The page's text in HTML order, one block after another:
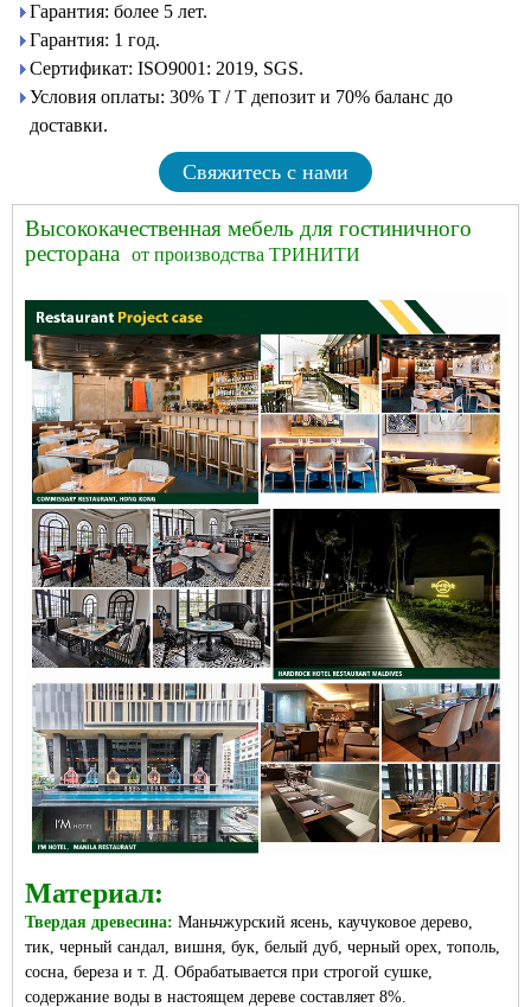
Гарантия: более 5 лет.
Гарантия: 1 год.
Сертификат: ISO9001: 2019, SGS.
Условия оплаты: 30% T / T депозит и 70% баланс до
доставки.
Свяжитесь с нами
Высококачественная мебель для гостиничного
ресторана от производства ТРИНИТИ
Материал:
Твердая древесина: Маньчжурский ясень, каучуковое дерево,
тик, черный сандал, вишня, бук, белый дуб, черный орех, тополь,
сосна, береза ​​и т. Д. Обрабатывается при строгой сушке,
содержание воды в настоящем дереве составляет 8%.